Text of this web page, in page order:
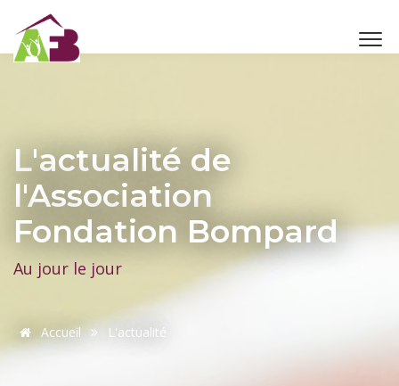
L'actualité de
l'Association
Fondation Bompard
Au jour le jour
Accueil L'actualité